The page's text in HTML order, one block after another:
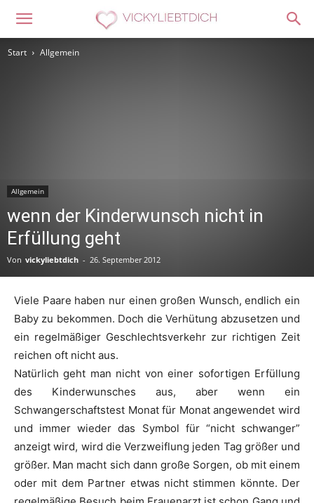
Start Allgemein
Allgemein
wenn der Kinderwunsch nicht in
Erfüllung geht
Von vickyliebtdich - 26. September 2012
Viele Paare haben nur einen großen Wunsch, endlich ein
Baby zu bekommen. Doch die Verhütung abzusetzen und
ein regelmäßiger Geschlechtsverkehr zur richtigen Zeit
reichen oft nicht aus.
Natürlich geht man nicht von einer sofortigen Erfüllung
des Kinderwunsches aus, aber wenn ein
Schwangerschaftstest Monat für Monat angewendet wird
und immer wieder das Symbol für “nicht schwanger”
anzeigt wird, wird die Verzweiflung jeden Tag größer und
größer. Man macht sich dann große Sorgen, ob mit einem
oder mit dem Partner etwas nicht stimmen könnte. Der